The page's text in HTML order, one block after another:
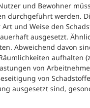
und Bewohner
durchgeführt werden.
und Weise den
ausgesetzt.
Abweichend davon
aufhalten
von
von
ausgesetzt sind,